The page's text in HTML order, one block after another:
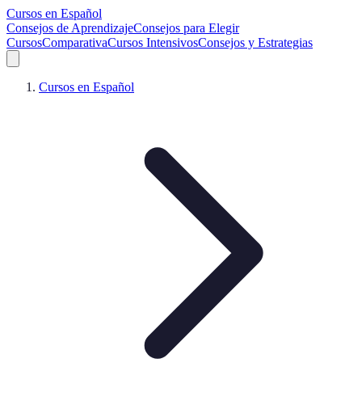
Cursos en Español
Consejos de AprendizajeConsejos para Elegir
CursosComparativaCursos IntensivosConsejos y Estrategias
Cursos en Español